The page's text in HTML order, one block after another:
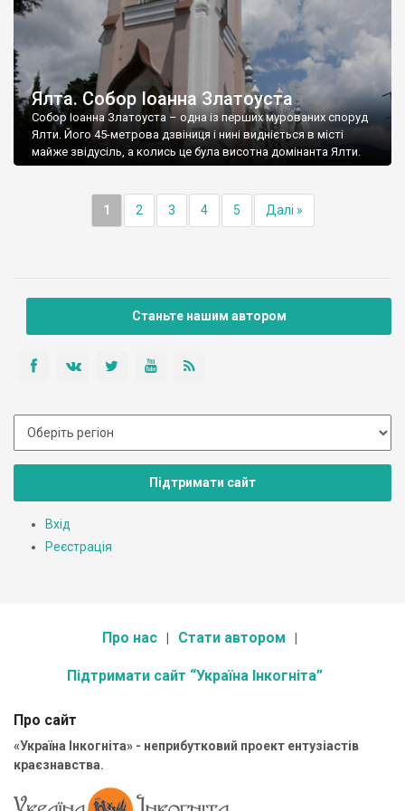
Ялта. Собор Іоанна Златоуста
Собор Іоанна Златоуста – одна із перших мурованих споруд
Ялти. Його 45-метрова дзвіниця і нині видніється в місті
майже звідусіль, а колись це була висотна домінанта Ялти.
1 2 3 4 5 Далі »
Станьте нашим автором
Підтримати сайт
Вхід
Реєстрація
Про нас Стати автором
Підтримати сайт “Україна Інкогніта”
Про сайт
«Україна Інкогніта» - неприбутковий проект ентузіастів
краєзнавства.